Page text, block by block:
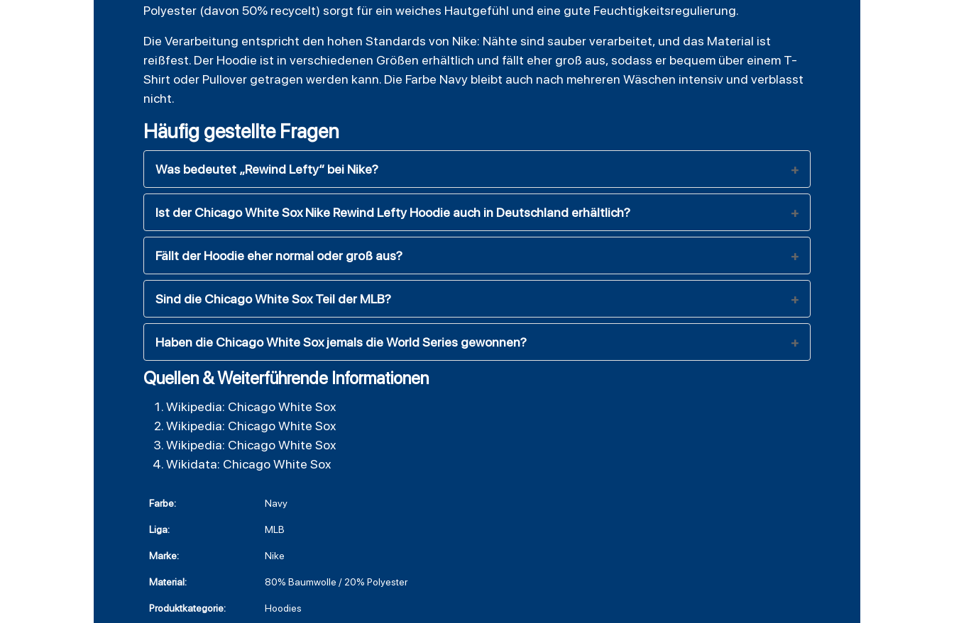
Polyester (davon 50% recycelt) sorgt für ein weiches Hautgefühl und eine gute Feuchtigkeitsregulierung.
Die Verarbeitung entspricht den hohen Standards von Nike: Nähte sind sauber verarbeitet, und das Material ist
reißfest. Der Hoodie ist in verschiedenen Größen erhältlich und fällt eher groß aus, sodass er bequem über einem T-
Shirt oder Pullover getragen werden kann. Die Farbe Navy bleibt auch nach mehreren Wäschen intensiv und verblasst
nicht.
Häufig gestellte Fragen
Was bedeutet „Rewind Lefty“ bei Nike?
Ist der Chicago White Sox Nike Rewind Lefty Hoodie auch in Deutschland erhältlich?
Fällt der Hoodie eher normal oder groß aus?
Sind die Chicago White Sox Teil der MLB?
Haben die Chicago White Sox jemals die World Series gewonnen?
Quellen & Weiterführende Informationen
Wikipedia: Chicago White Sox
Wikipedia: Chicago White Sox
Wikipedia: Chicago White Sox
Wikidata: Chicago White Sox
Farbe: Navy
Liga: MLB
Marke: Nike
Material: 80% Baumwolle / 20% Polyester
Produktkategorie: Hoodies